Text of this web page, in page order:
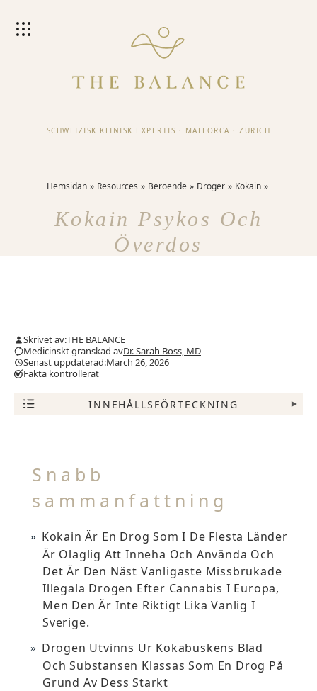
SCHWEIZISK KLINISK EXPERTIS · MALLORCA · ZURICH
Hemsidan Resources Beroende Droger Kokain
Kokain Psykos Och
Överdos
Skrivet av:THE BALANCE
Medicinskt granskad avDr. Sarah Boss, MD
Senast uppdaterad:March 26, 2026
Fakta kontrollerat
INNEHÅLLSFÖRTECKNING ▾
Snabb
sammanfattning
Kokain Är En Drog Som I De Flesta Länder
Är Olaglig Att Inneha Och Använda Och
Det Är Den Näst Vanligaste Missbrukade
Illegala Drogen Efter Cannabis I Europa,
Men Den Är Inte Riktigt Lika Vanlig I
Sverige.
Drogen Utvinns Ur Kokabuskens Blad
Och Substansen Klassas Som En Drog På
Grund Av Dess Starkt